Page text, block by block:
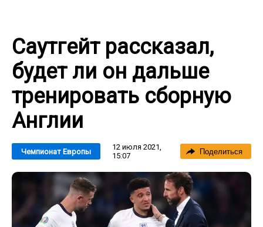
Саутгейт рассказал,
будет ли он дальше
тренировать сборную
Англии
Чемпионат Европы
12 июля 2021,
15:07
Поделиться